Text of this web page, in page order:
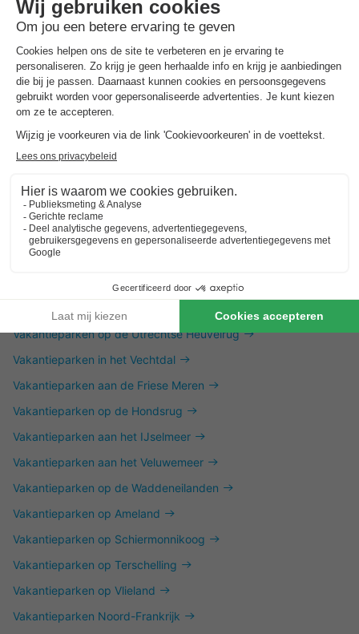
Dit is ook interessant
Vakantieparken in Zuid-Limburg
Vakantieparken in de Achterhoek
Vakantieparken op de Utrechtse Heuvelrug
Vakantieparken in het Vechtdal
Vakantieparken aan de Friese Meren
Vakantieparken op de Hondsrug
Vakantieparken aan het IJselmeer
Vakantieparken aan het Veluwemeer
Vakantieparken op de Waddeneilanden
Vakantieparken op Ameland
Vakantieparken op Schiermonnikoog
Vakantieparken op Terschelling
Vakantieparken op Vlieland
Vakantieparken Noord-Frankrijk